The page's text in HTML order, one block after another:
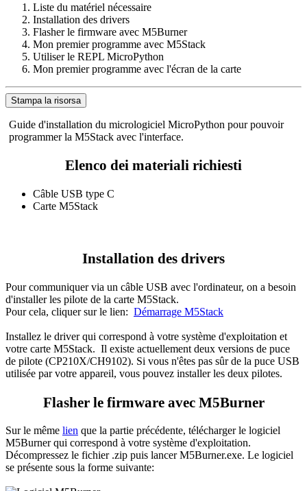
Liste du matériel nécessaire
Installation des drivers
Flasher le firmware avec M5Burner
Mon premier programme avec M5Stack
Utiliser le REPL MicroPython
Mon premier programme avec l'écran de la carte
Stampa la risorsa
Guide d'installation du micrologiciel MicroPython pour pouvoir
programmer la M5Stack avec l'interface.
Elenco dei materiali richiesti
Câble USB type C
Carte M5Stack
Installation des drivers
Pour communiquer via un câble USB avec l'ordinateur, on a besoin
d'installer les pilote de la carte M5Stack.
Pour cela, cliquer sur le lien: Démarrage M5Stack
Installez le driver qui correspond à votre système d'exploitation et
votre carte M5Stack. Il existe actuellement deux versions de puce
de pilote (CP210X/CH9102). Si vous n'êtes pas sûr de la puce USB
utilisée par votre appareil, vous pouvez installer les deux pilotes.
Flasher le firmware avec M5Burner
Sur le même lien que la partie précédente, télécharger le logiciel
M5Burner qui correspond à votre système d'exploitation.
Décompressez le fichier .zip puis lancer M5Burner.exe. Le logiciel
se présente sous la forme suivante: